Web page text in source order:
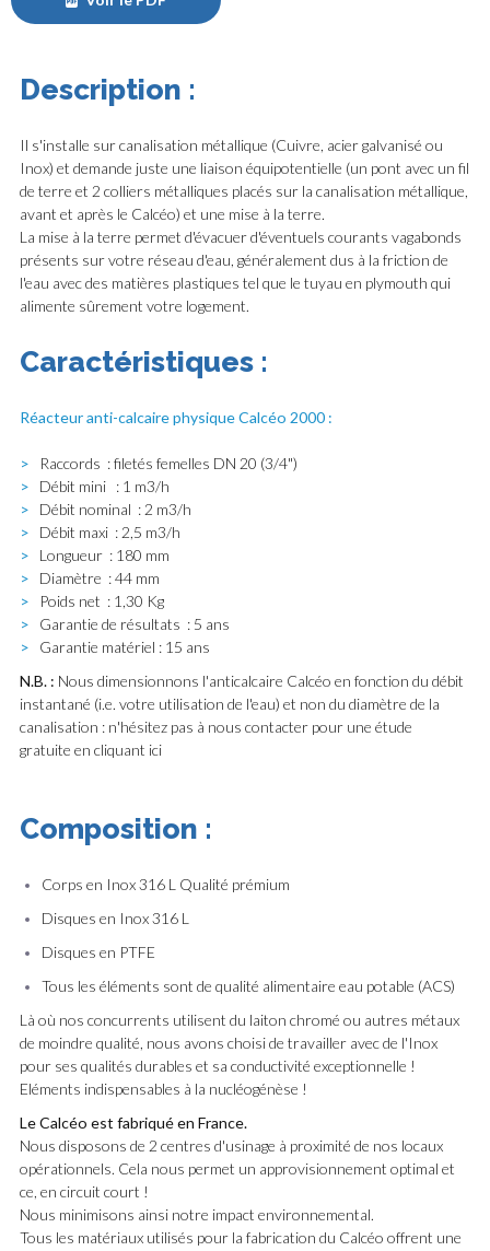
Description :
Il s'installe sur canalisation métallique (Cuivre, acier galvanisé ou
Inox) et demande juste une liaison équipotentielle (un pont avec un fil
de terre et 2 colliers métalliques placés sur la canalisation métallique,
avant et après le Calcéo) et une mise à la terre.
La mise à la terre permet d'évacuer d'éventuels courants vagabonds
présents sur votre réseau d'eau, généralement dus à la friction de
l'eau avec des matières plastiques tel que le tuyau en plymouth qui
alimente sûrement votre logement.
Caractéristiques :
Réacteur anti-calcaire physique Calcéo 2000 :
> Raccords : filetés femelles DN 20 (3/4")
> Débit mini : 1 m3/h
> Débit nominal : 2 m3/h
> Débit maxi : 2,5 m3/h
> Longueur : 180 mm
> Diamètre : 44 mm
> Poids net : 1,30 Kg
> Garantie de résultats : 5 ans
> Garantie matériel : 15 ans
N.B. : Nous dimensionnons l'anticalcaire Calcéo en fonction du débit
instantané (i.e. votre utilisation de l'eau) et non du diamètre de la
canalisation : n'hésitez pas à nous contacterpour une étude
gratuite en cliquant ici
Composition :
Corps en Inox 316 L Qualité prémium
Disques en Inox 316 L
Disques en PTFE
Tous les éléments sont de qualité alimentaire eau potable (ACS)
Là où nos concurrents utilisent du laiton chromé ou autres métaux
de moindre qualité, nous avons choisi de travailler avec de l'Inox
pour ses qualités durables et sa conductivité exceptionnelle !
Eléments indispensables à la nucléogénèse !
Le Calcéo est fabriqué en France.
Nous disposons de 2 centres d'usinage à proximité de nos locaux
opérationnels. Cela nous permet un approvisionnement optimal et
ce, en circuit court !
Nous minimisons ainsi notre impact environnemental.
Tous les matériaux utilisés pour la fabrication du Calcéo offrent une